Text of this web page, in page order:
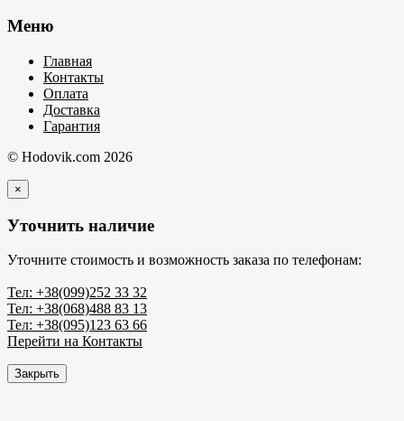
Меню
Главная
Контакты
Оплата
Доставка
Гарантия
© Hodovik.com 2026
×
Уточнить наличие
Уточните стоимость и возможность заказа по телефонам:
Тел: +38(099)252 33 32
Тел: +38(068)488 83 13
Тел: +38(095)123 63 66
Перейти на Контакты
Закрыть